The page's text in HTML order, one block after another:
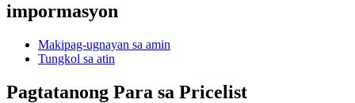
impormasyon
Makipag-ugnayan sa amin
Tungkol sa atin
Pagtatanong Para sa Pricelist